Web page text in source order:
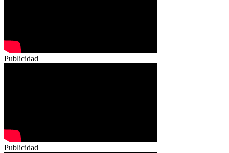
Publicidad
Publicidad